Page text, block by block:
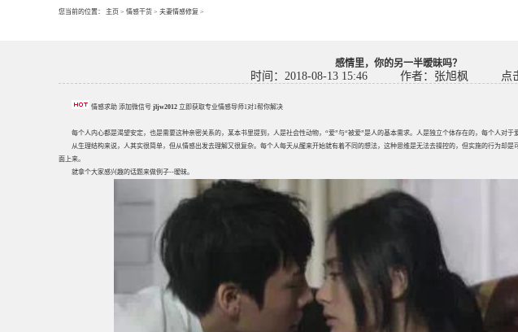
您当前的位置： 主页 > 情感干货 > 夫妻情感修复 >
感情里，你的另一半暧昧吗？
时间：2018-08-13 15:46 作者：张旭枫 点
情感求助 添加微信号 jljw2012 立即获取专业情感导师1对1帮你解决
每个人内心都是渴望安定，也是需要这种亲密关系的，某本书里提到，人是社会性动物，“爱”与“被爱”是人的基本需求。人是独立个体存在的，每个人对于
从生理结构来说，人其实很简单，但从情感出发去理解又很复杂。每个人每天从醒来开始就有着不同的想法，这种思维是无法去操控的，但实施的行为却
面上来。
就拿个大家感兴趣的话题来做例子--暧昧。